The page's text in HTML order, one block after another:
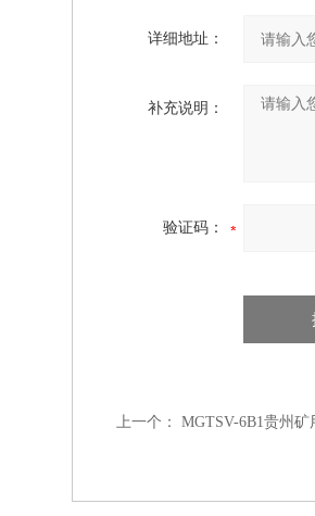
详细地址：
补充说明：
验证码：
上一个：
MGTSV-6B1贵州